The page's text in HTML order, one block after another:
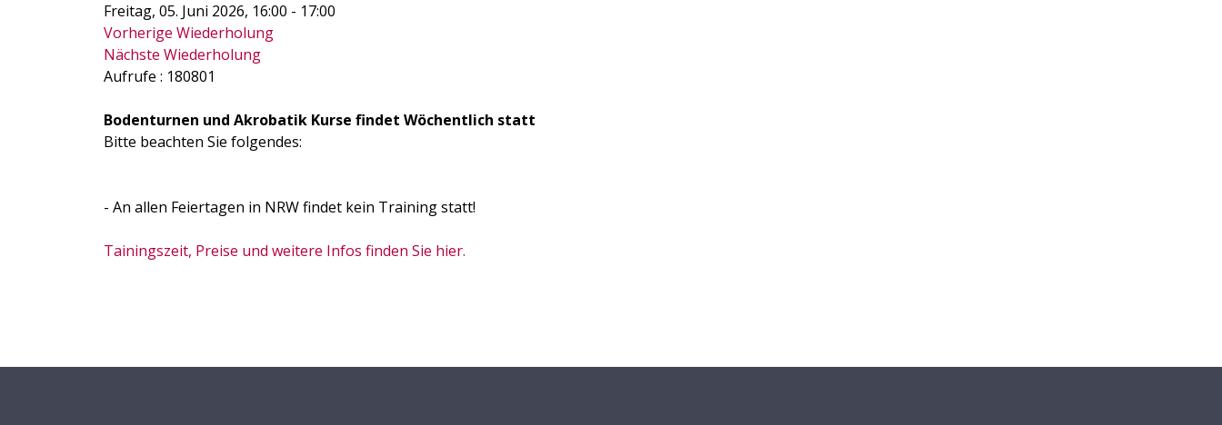
Freitag, 05. Juni 2026, 16:00 - 17:00
Vorherige Wiederholung
Nächste Wiederholung
Aufrufe : 180801
Bodenturnen und Akrobatik Kurse findet Wöchentlich statt
Bitte beachten Sie folgendes:
- An allen Feiertagen in NRW findet kein Training statt!
Tainingszeit, Preise und weitere Infos finden Sie hier.